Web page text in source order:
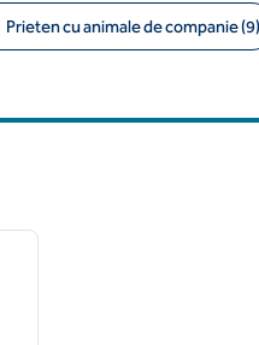
Prieten cu animale de companie (9)
imaginea următoare